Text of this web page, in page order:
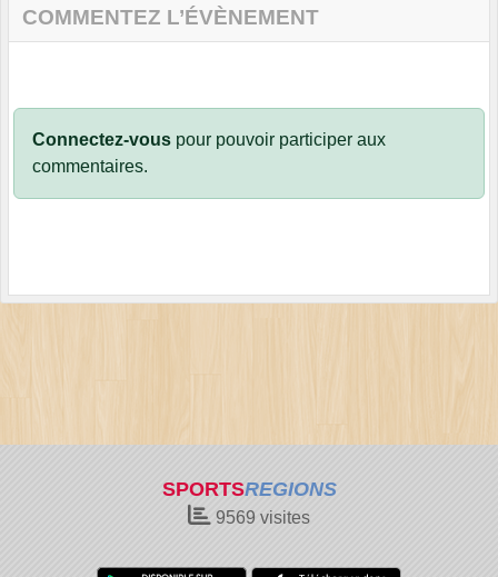
COMMENTEZ L’ÉVÈNEMENT
Connectez-vous pour pouvoir participer aux
commentaires.
SPORTSREGIONS
9569 visites